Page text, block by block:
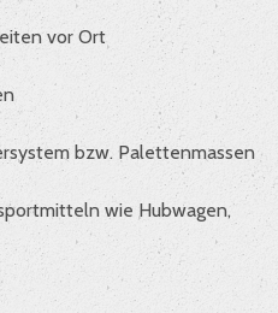
vor Ort
bzw. Palettenmassen
wie Hubwagen,